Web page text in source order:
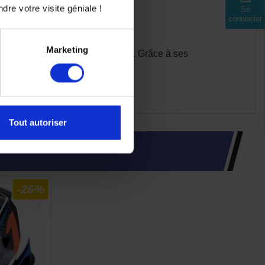
votre visite géniale !
Marketing
Tout autoriser
Se
connecter
confortable et performant
. Grâce à ses
-26%